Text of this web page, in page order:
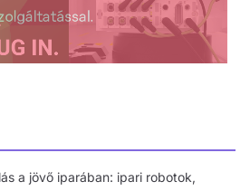
a jövő iparában: ipari robotok,